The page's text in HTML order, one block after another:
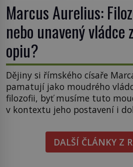
Marcus Aurelius:
nebo unavený vládce
opiu?
Dějiny si římského císaře
pamatují jako moudrého
filozofii, byť musíme tuto
v kontextu jeho postavení i
pravdu na padrť a prohlásit,
unavený a drogou ovládaný
byl zastáncem stoicismu,
DALŠÍ ČLÁNKY Z